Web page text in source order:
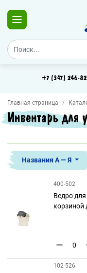
+7 (347) 246-
Главная страница
Инвентарь для
Названия А — Я
400-502
Ведро
102-526